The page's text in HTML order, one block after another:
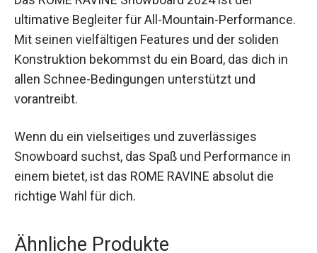
Das ROME RAVINE Snowboard 2024 ist der
ultimative Begleiter für All-Mountain-
Performance. Mit seinen vielfältigen Features
und der soliden Konstruktion bekommst du ein
Board, das dich in allen Schnee-Bedingungen
Wenn du ein vielseitiges und zuverlässiges
Snowboard suchst, das Spaß und Performance in
einem bietet, ist das ROME RAVINE absolut die